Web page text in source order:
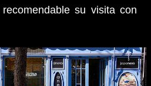
su visita con